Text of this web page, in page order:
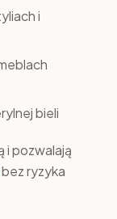
i
bieli
i pozwalają
bez ryzyka